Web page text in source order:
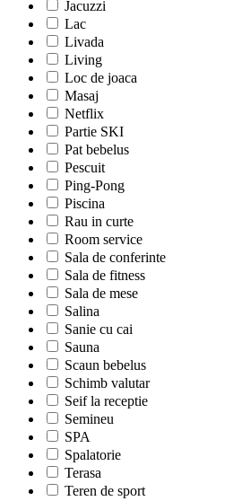
Jacuzzi
Lac
Livada
Living
Loc de joaca
Masaj
Netflix
Partie SKI
Pat bebelus
Pescuit
Ping-Pong
Piscina
Rau in curte
Room service
Sala de conferinte
Sala de fitness
Sala de mese
Salina
Sanie cu cai
Sauna
Scaun bebelus
Schimb valutar
Seif la receptie
Semineu
SPA
Spalatorie
Terasa
Teren de sport